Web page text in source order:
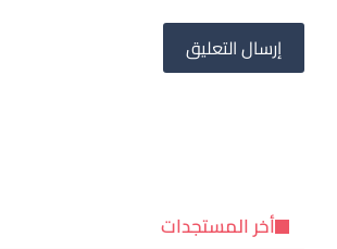
أخر المستجدات